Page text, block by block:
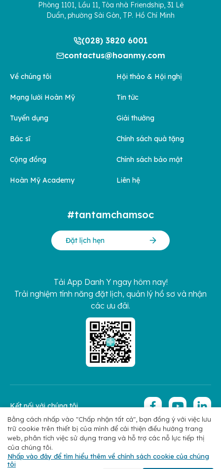
Phòng 1101, Lầu 11, Tòa nhà Friendship, 31 Lê
Duẩn, phường Sài Gòn, TP. Hồ Chí Minh
(028) 3820 6001
contactus@hoanmy.com
Về chúng tôi
Mạng lưới Hoàn Mỹ
Tuyển dụng
Bác sĩ
Cộng đồng
Hoàn Mỹ Academy
Hội thảo & Hội nghị
Tin tức
Giải thưởng
Chính sách quà tặng
Chính sách bảo mật
Liên hệ
#tantamchamsoc
Đặt lịch hẹn
Tải App Danh Y ngay hôm nay!
Trải nghiệm tính năng đặt lịch, quản lý hồ sơ và nhận
các ưu đãi.
Chính sách bảo mật Copyright 2026 © Hoan My Corporation
Kết nối với chúng tôi
Bằng cách nhấp vào "Chấp nhận tất cả", bạn đồng ý với việc lưu
trữ cookie trên thiết bị của mình để cải thiện điều hướng trang
web, phân tích việc sử dụng trang và hỗ trợ các nỗ lực tiếp thị
của chúng tôi.
Nhấp vào đây để tìm hiểu thêm về chính sách cookie của chúng
tôi